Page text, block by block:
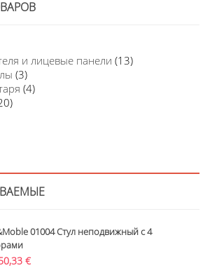
и лицевые панели (13)
(3)
(4)
01004 Стул неподвижный с 4
€